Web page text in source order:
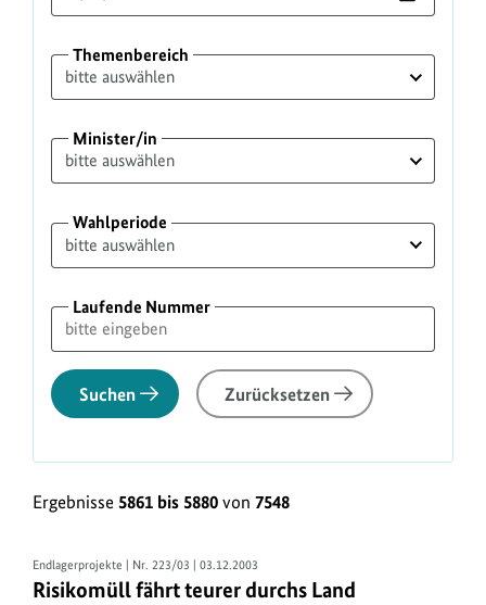
Themenbereich
Minister/in
Wahlperiode
Laufende Nummer
Suchen Zurücksetzen
Ergebnisse 5861 bis 5880 von 7548
Endlagerprojekte | Nr. 223/03 | 03.12.2003
Risikomüll fährt teurer durchs Land